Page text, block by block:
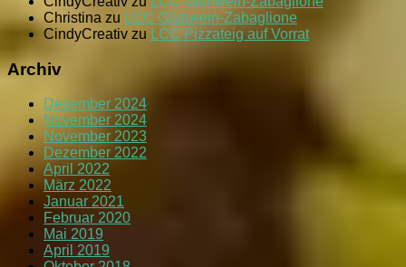
Christina zu
LCC Glühwein-Zabaglione
CindyCreativ zu LCC Pizzateig auf Vorrat
Archiv
Dezember 2024
November 2024
November 2023
Dezember 2022
April 2022
März 2022
Januar 2021
Februar 2020
Mai 2019
April 2019